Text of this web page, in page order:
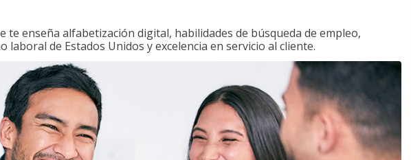
te enseña alfabetización digital, habilidades de búsqueda de empleo,
de Estados Unidos y excelencia en servicio al cliente.